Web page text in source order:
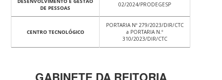
DE PESSOAS
02/2024/PRODEGESP
CENTRO TECNOLÓGICO
PORTARIA Nº 279/2023/DIR/CTC
a PORTARIA N.º
310/2023/DIR/CTC